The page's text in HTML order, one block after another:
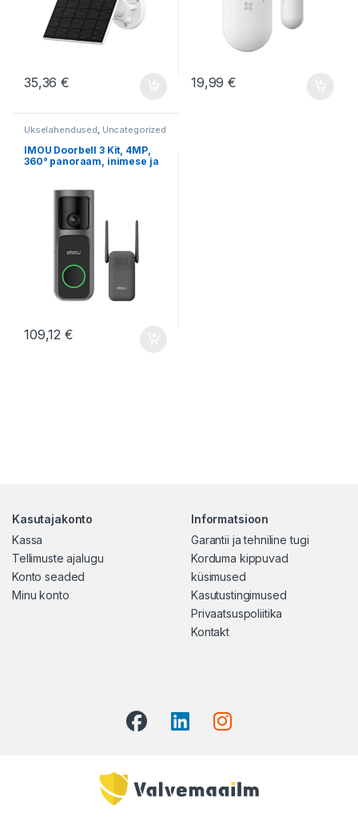
35,36€ 19,99€
Ukselahendused, Uncategorized
IMOU Doorbell 3 Kit, 4MP,
360° panoraam, inimese ja
109,12€
Kasutajakonto
Kassa
Tellimuste ajalugu
Konto seaded
Minu konto
Informatsioon
Garantii ja tehniline tugi
Korduma kippuvad
küsimused
Kasutustingimused
Privaatsuspoliitika
Kontakt